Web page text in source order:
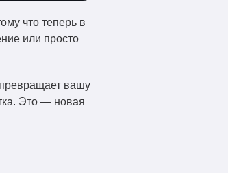
что теперь в
или просто
вашу
Это — новая